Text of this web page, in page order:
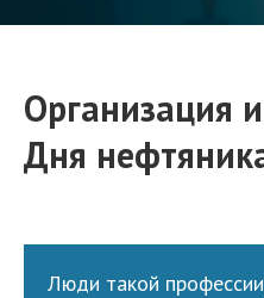
Организация
Дня
Люди такой